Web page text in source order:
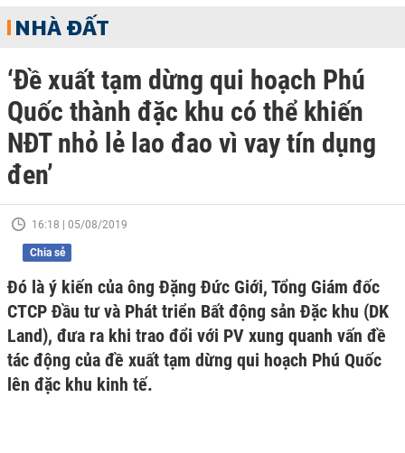
NHÀ ĐẤT
‘Đề xuất tạm dừng qui hoạch Phú
Quốc thành đặc khu có thể khiến
NĐT nhỏ lẻ lao đao vì vay tín dụng
đen’
16:18 | 05/08/2019
Chia sẻ
Đó là ý kiến của ông Đặng Đức Giới, Tổng Giám đốc
CTCP Đầu tư và Phát triển Bất động sản Đặc khu (DK
Land), đưa ra khi trao đổi với PV xung quanh vấn đề
tác động của đề xuất tạm dừng qui hoạch Phú Quốc
lên đặc khu kinh tế.